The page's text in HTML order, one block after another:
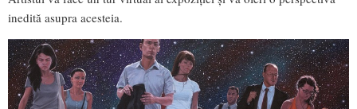
inedită asupra acesteia.